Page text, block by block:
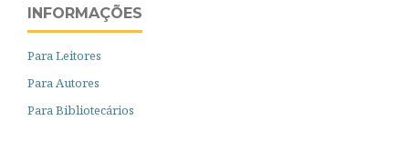
INFORMAÇÕES
Para Leitores
Para Autores
Para Bibliotecários